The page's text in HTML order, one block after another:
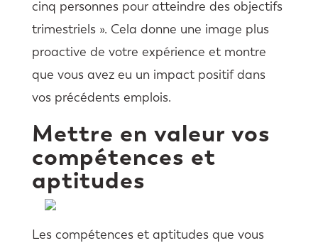
cinq personnes pour atteindre des objectifs
trimestriels ». Cela donne une image plus
proactive de votre expérience et montre
que vous avez eu un impact positif dans
vos précédents emplois.
Mettre en valeur vos
compétences et
aptitudes
Les compétences et aptitudes que vous